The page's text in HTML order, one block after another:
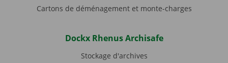
Cartons de déménagement et monte-charges
Dockx Rhenus Archisafe
Stockage d'archives